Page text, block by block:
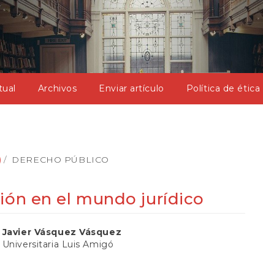
Archivos Enviar artículo Política de ética
DERECHO PÚBLICO
en el mundo jurídico
Vásquez Vásquez
Universitaria Luis Amigó